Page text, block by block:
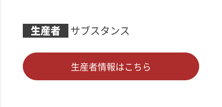
生産者 サブスタンス
生産者情報はこちら